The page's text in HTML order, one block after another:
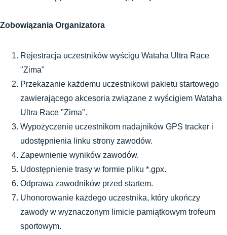
Zobowiązania Organizatora
Rejestracja uczestników wyścigu Wataha Ultra Race
"Zima"
Przekazanie każdemu uczestnikowi pakietu startowego
zawierającego akcesoria związane z wyścigiem Wataha
Ultra Race "Zima".
Wypożyczenie uczestnikom nadajników GPS tracker i
udostępnienia linku strony zawodów.
Zapewnienie wyników zawodów.
Udostępnienie trasy w formie pliku *.gpx.
Odprawa zawodników przed startem.
Uhonorowanie każdego uczestnika, który ukończy
zawody w wyznaczonym limicie pamiątkowym trofeum
sportowym.